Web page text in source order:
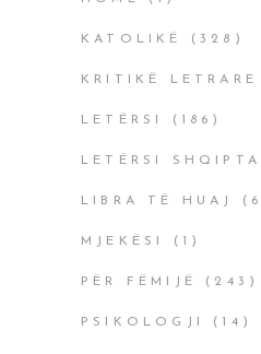
KATOLIKË (328)
KRITIKË LETRARE
LETËRSI (186)
LETËRSI
LIBRA TË HUAJ
MJEKËSI (1)
PËR FËMIJË (243)
PSIKOLOGJI (14)